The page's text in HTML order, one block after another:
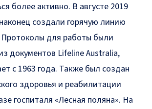
более активно. В августе 2019
создали горячую линию
Протоколы для работы были
документов Lifeline Australia,
с 1963 года. Также был создан
здоровья и реабилитации
госпиталя «Лесная поляна». На